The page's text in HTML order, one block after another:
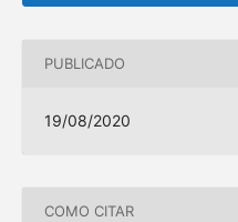
PUBLICADO
19/08/2020
COMO CITAR